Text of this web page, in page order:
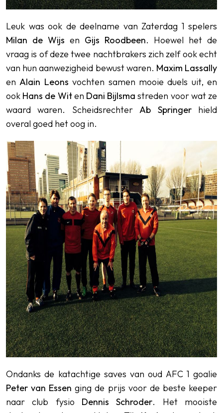
Leuk was ook de deelname van Zaterdag 1 spelers
Milan de Wijs en Gijs Roodbeen. Hoewel het de
vraag is of deze twee nachtbrakers zich zelf ook echt
van hun aanwezigheid bewust waren. Maxim Lassally
enAlain Leons vochten samen mooie duels uit, en
ook Hans de Witen Dani Bijlsma streden voor wat ze
waard waren. ScheidsrechterAb Springerhield
overal goed het oog in.
Ondanks de katachtige saves van oud AFC 1 goalie
Peter van Essen ging de prijs voor de beste keeper
naar club fysio Dennis Schroder. Het mooiste